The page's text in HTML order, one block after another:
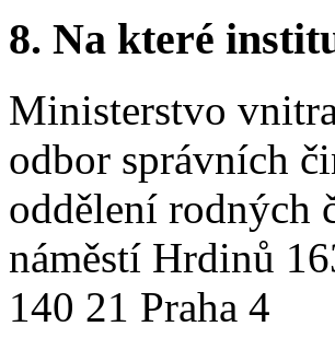
8. Na které
Ministerstvo
odbor správních
oddělení rodných
náměstí Hrdinů
140 21 Praha 4